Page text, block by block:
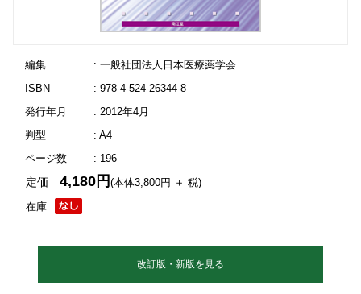
編集
: 一般社団法人日本医療薬学会
ISBN
: 978-4-524-26344-8
発行年月
: 2012年4月
判型
: A4
ページ数
: 196
在庫
定価4,180円(本体3,800円 ＋ 税)
改訂版・新版を見る